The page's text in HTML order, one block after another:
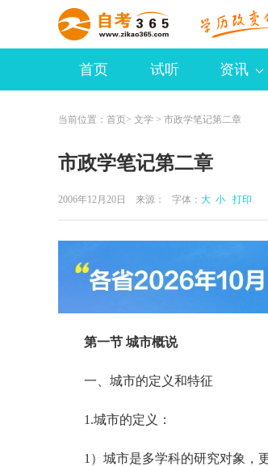
首页 试听 资讯
当前位置： 首页> 文学 > 市政学笔记第二章
市政学笔记第二章
2006年12月20日 来源： 字体： 大 小 打印
第一节 城市概说
一、城市的定义和特征
1.城市的定义：
1）城市是多学科的研究对象，更